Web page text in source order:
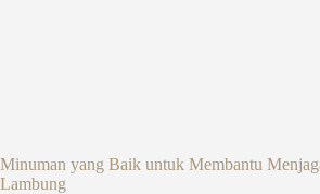
Minuman yang Baik untuk Membantu
Lambung